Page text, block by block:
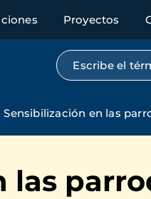
Proyectos
Búsqueda
Sensibilización en las
las